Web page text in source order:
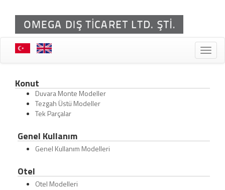
Toggle
Konut
Duvara Monte Modeller
Tezgah Üstü Modeller
Tek Parçalar
Genel Kullanım
Genel Kullanım Modelleri
Otel
Otel Modelleri